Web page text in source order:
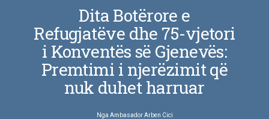
Dita Botërore e
Refugjatëve dhe 75-vjetori
i Konventës së Gjenevës:
Premtimi i njerëzimit që
nuk duhet harruar
Nga Ambasador Arben Cici